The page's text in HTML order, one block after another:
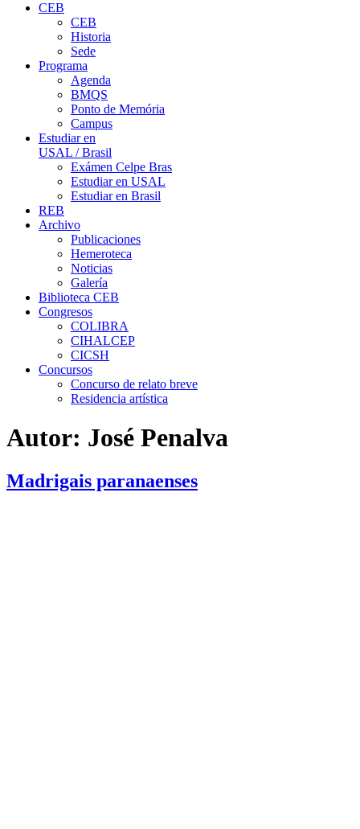
CEB
CEB
Historia
Sede
Programa
Agenda
BMQS
Ponto de Memória
Campus
Estudiar en
USAL / Brasil
Exámen Celpe Bras
Estudiar en USAL
Estudiar en Brasil
REB
Archivo
Publicaciones
Hemeroteca
Noticias
Galería
Biblioteca CEB
Congresos
COLIBRA
CIHALCEP
CICSH
Concursos
Concurso de relato breve
Residencia artística
Autor: José Penalva
Madrigais paranaenses